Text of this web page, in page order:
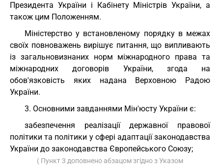
Президента України і Кабінету Міністрів України, а
також цим Положенням.
Міністерство у встановленому порядку в межах
своїх повноважень вирішує питання, що випливають
із загальновизнаних норм міжнародного права та
міжнародних договорів України, згода на
обов'язковість яких надана Верховною Радою
України.
3. Основними завданнями Мін'юсту України є:
забезпечення реалізації державної правової
політики та політики у сфері адаптації законодавства
України до законодавства Європейського Союзу;
( Пункт 3 доповнено абзацом згідно з Указом